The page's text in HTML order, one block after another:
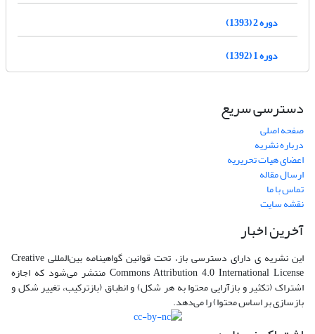
دوره 2 (1393)
دوره 1 (1392)
دسترسی سریع
صفحه اصلی
درباره نشریه
اعضای هیات تحریریه
ارسال مقاله
تماس با ما
نقشه سایت
آخرین اخبار
این نشریه ی دارای دسترسی باز، تحت قوانین گواهینامه بین‌المللی Creative
Commons Attribution 4.0 International License منتشر می‌شود که اجازه
اشتراک (تکثیر و بازآرایی محتوا به هر شکل) و انطباق (بازترکیب، تغییر شکل و
بازسازی بر اساس محتوا) را می‌دهد.